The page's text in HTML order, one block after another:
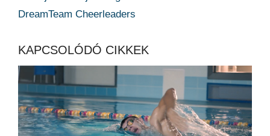
DreamTeam Cheerleaders
KAPCSOLÓDÓ CIKKEK